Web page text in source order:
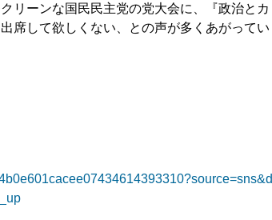
リーンな国民民主党の党大会に、『政治とカ
席して欲しくない、との声が多くあがってい